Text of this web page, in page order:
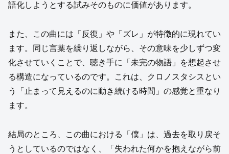
語化しようとする試みそのものに価値があります。
また、この曲には「反復」や「ズレ」が特徴的に現れてい
ます。同じ言葉を繰り返しながら、その意味を少しずつ変
化させていくことで、聴き手に「未完の物語」を想起させ
る構造になっているのです。これは、クロノスタシスとい
う「止まって見えるのに動き続ける時間」の感覚と重なり
ます。
結局のところ、この曲における「僕」は、過去を取り戻そ
うとしているのではなく、「失われた何かを抱えながら前